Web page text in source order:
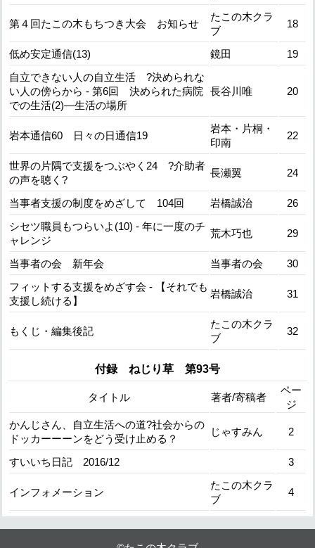
第４回たこの木もちつき大会 お知らせ
たこの木クラ
ブ
18
低め安定通信(13) 鏡田
19
自立できない人の自立生活 ?決められな
い人の傍らから - 第6回 決められた病院
での生活(2)―生活の場所
長谷川唯 20
岩本通信60 日々の日通信19
岩本・片桐・
印南
22
世界の片隅で支援をつぶやく24 ?介助者
の声を聴く?
長瀬翼 24
当事者支援の制度をめざして 104回 岩橋誠治
26
シセツ職員もつらいよ(10) - 年に一度のチ
ャレンジ
荒木巧也 29
当事者の会 新年会 当事者の会
30
フィットする支援をめざす会 - 【それでも
支援し続ける】
岩橋誠治 31
もくじ・編集後記
たこの木クラ
ブ
32
付録 ねじり草 第93号
タイトル 著者/寄稿者
ペー
ジ
かんじさん、自立生活への道?社会からの
ドッカーーーンをどう受け止める？
じゃすみん 2
すいいち日記 2016/12 3
インフォメーション
たこの木クラ
ブ
4